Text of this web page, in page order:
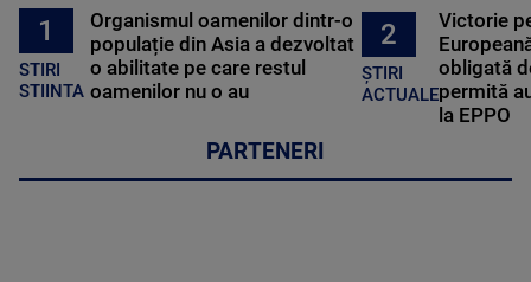
1
STIRI
STIINTA
Organismul oamenilor dintr-o
populație din Asia a dezvoltat
o abilitate pe care restul
oamenilor nu o au
2
ȘTIRI
ACTUALE
Victorie
obligată
permită
la EPPO
PARTENERI